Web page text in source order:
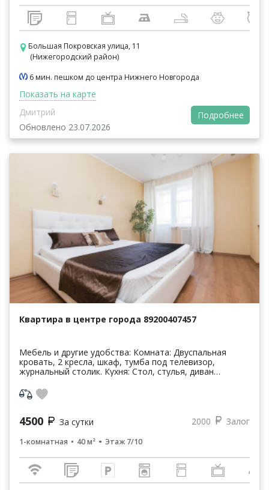
Большая Покровская улица, 11
(Нижегородский район)
6 мин. пешком до центра Нижнего Новгорода
Показать на карте
Дмитрий
Обновлено 23.07.2026
Подробнее
Квартира в центре города 89200407457
Мебель и другие удобства: Комната: Двуспальная
кровать, 2 кресла, шкаф, тумба под телевизор,
журнальный столик. Кухня: Стол, стулья, диван
дива...
4500 За сутки 2000 Залог
1-комнатная 40 м² Этаж 7/10